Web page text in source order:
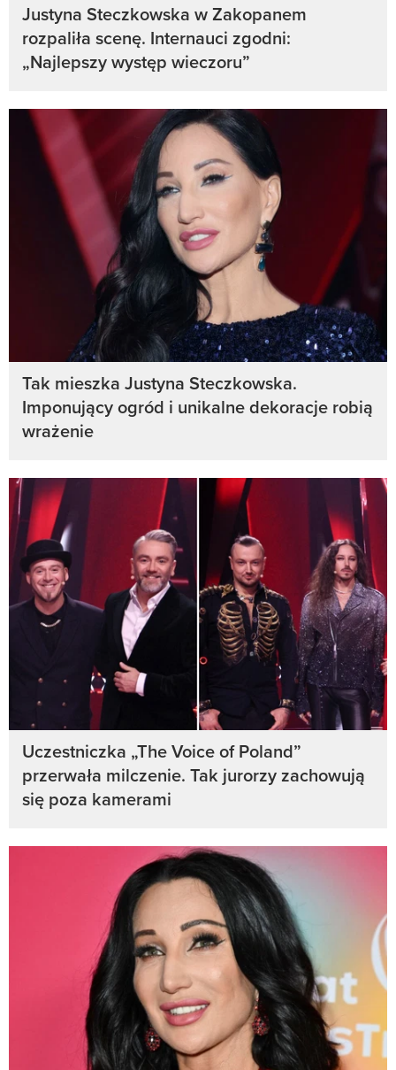
Justyna Steczkowska w Zakopanem
rozpaliła scenę. Internauci zgodni:
„Najlepszy występ wieczoru”
Tak mieszka Justyna Steczkowska.
Imponujący ogród i unikalne dekoracje robią
wrażenie
Uczestniczka „The Voice of Poland”
przerwała milczenie. Tak jurorzy zachowują
się poza kamerami